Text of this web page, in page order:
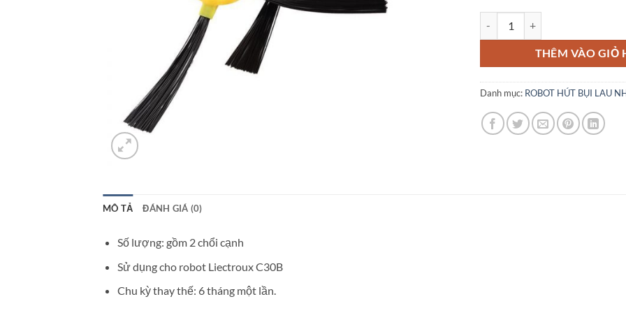
THÊM VÀO GIỎ
Danh mục: ROBOT HÚT BỤI LAU
MÔ TẢ ĐÁNH GIÁ (0)
Số lượng: gồm 2 chổi cạnh
Sử dụng cho robot Liectroux C30B
Chu kỳ thay thế: 6 tháng một lần.